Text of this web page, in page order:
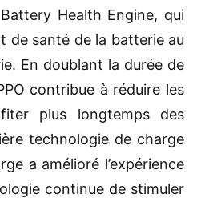
Health Engine, qui
de santé de la batterie au
En doublant la durée de
contribue à réduire les
plus longtemps des
technologie de charge
a amélioré l’expérience
continue de stimuler